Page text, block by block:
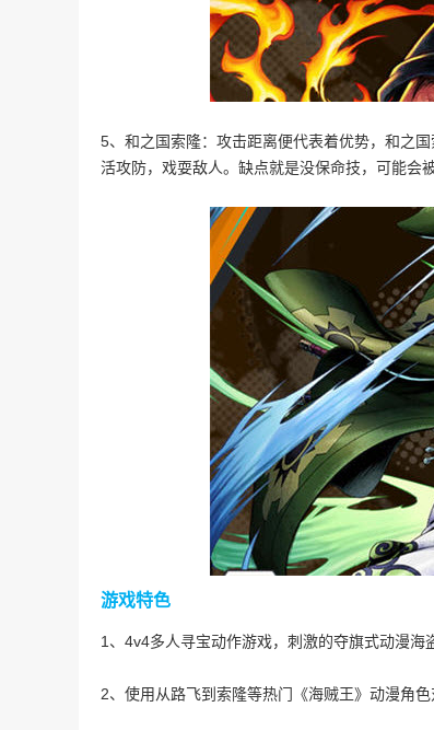
5、和之国索隆：攻击距离便代表着优势，和之
活攻防，戏耍敌人。缺点就是没保命技，可能会被
游戏特色
1、4v4多人寻宝动作游戏，刺激的夺旗式动漫海
2、使用从路飞到索隆等热门《海贼王》动漫角色